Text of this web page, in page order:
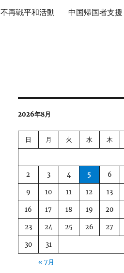
不再戦平和活動 中国帰国者支援
2026年8月
日 月 火 水 木
2 3 4 5 6
9 10 11 12 13
16 17 18 19 20
23 24 25 26 27
30 31
« 7月